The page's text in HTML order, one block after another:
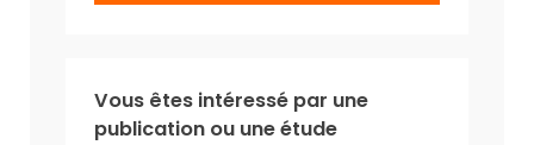
Vous êtes intéressé par une
publication ou une étude